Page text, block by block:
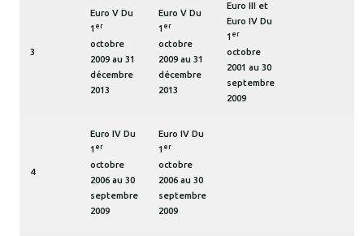
3
Euro V Du
1 er
octobre
2009 au 31
décembre
2013
Euro V Du
1 er
octobre
2009 au 31
décembre
2013
Euro III et
Euro IV Du
1 er
octobre
2001 au 30
septembre
2009
4
Euro IV Du
1 er
octobre
2006 au 30
septembre
2009
Euro IV Du
1 er
octobre
2006 au 30
septembre
2009